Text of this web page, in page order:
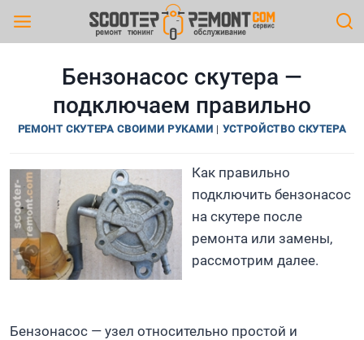
Бензонасос скутера —
подключаем правильно
РЕМОНТ СКУТЕРА СВОИМИ РУКАМИ | УСТРОЙСТВО СКУТЕРА
Как правильно
подключить бензонасос
на скутере после
ремонта или замены,
рассмотрим далее.
Бензонасос — узел относительно простой и